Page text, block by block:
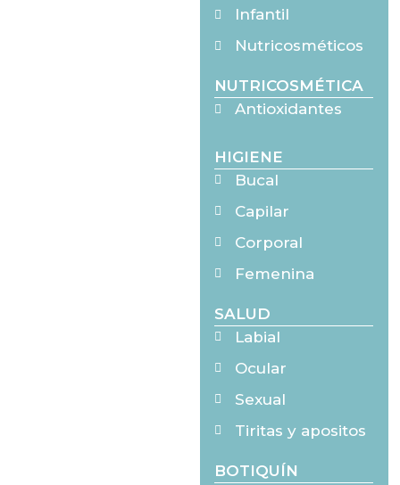
Infantil
Nutricosméticos
NUTRICOSMÉTICA
Antioxidantes
HIGIENE
Bucal
Capilar
Corporal
Femenina
SALUD
Labial
Ocular
Sexual
Tiritas y apositos
BOTIQUÍN